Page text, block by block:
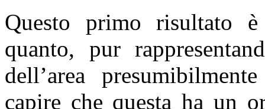
Questo primo risultato è
quanto, pur
dell’area
capire che questa ha un